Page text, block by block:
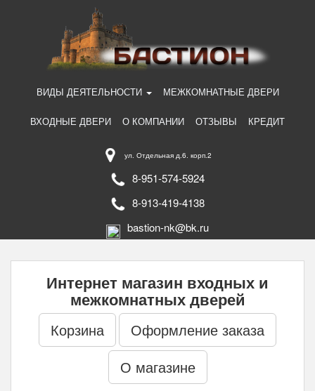
ВИДЫ ДЕЯТЕЛЬНОСТИ МЕЖКОМНАТНЫЕ ДВЕРИ
ВХОДНЫЕ ДВЕРИ О КОМПАНИИ ОТЗЫВЫ КРЕДИТ
ул. Отдельная д.6. корп.2
8-951-574-5924
8-913-419-4138
bastion-nk@bk.ru
Интернет магазин входных и
межкомнатных дверей
Корзина
Оформление заказа
О магазине